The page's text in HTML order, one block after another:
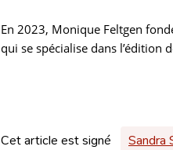
En 2023, Monique Feltgen
qui se spécialise dans l’édition
Cet article est signé Sandra